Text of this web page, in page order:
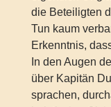
die Beteiligten
Tun kaum
Erkenntnis,
In den Augen
über Kapitän
sprachen,